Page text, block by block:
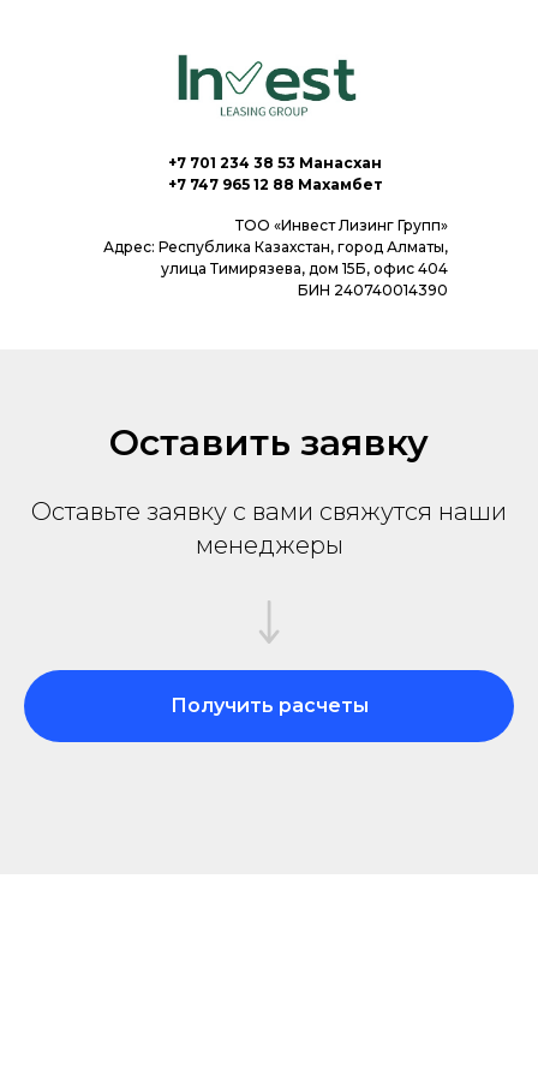
+7 701 234 38 53 Манасхан
+7 747 965 12 88 Махамбет
ТОО «Инвест Лизинг Групп»
Адрес: Республика Казахстан, город Алматы,
улица Тимирязева, дом 15Б, офис 404
БИН 240740014390
Оставить заявку
Оставьте заявку с вами свяжутся наши
менеджеры
Получить расчеты